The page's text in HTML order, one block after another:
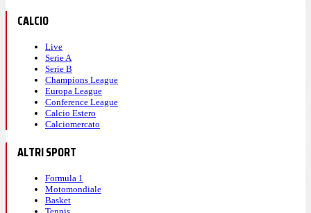
CALCIO
Live
Serie A
Serie B
Champions League
Europa League
Conference League
Calcio Estero
Calciomercato
ALTRI SPORT
Formula 1
Motomondiale
Basket